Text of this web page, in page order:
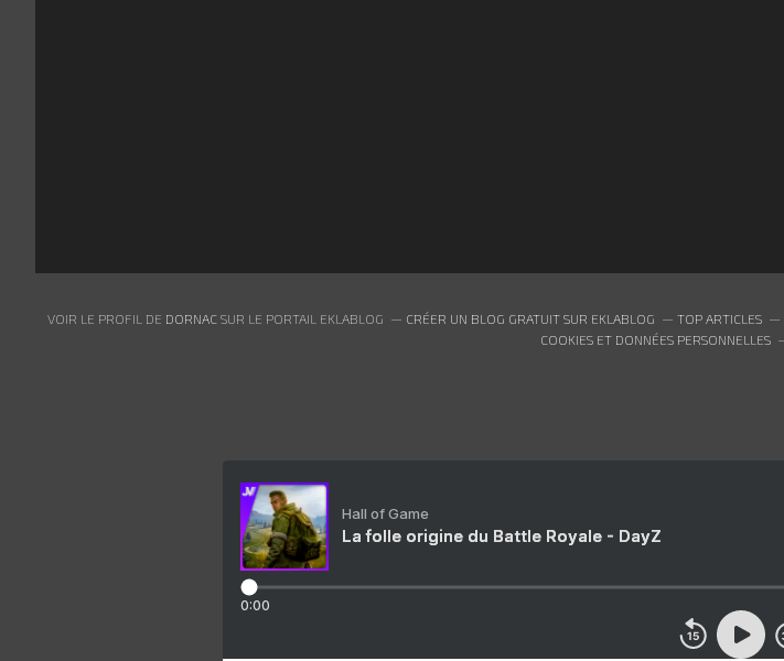
VOIR LE PROFIL DE DORNACSUR LE PORTAIL EKLABLOG CRÉER UN BLOG GRATUIT SUR EKLABLOG TOP ARTICLES
COOKIES ET DONNÉES PERSONNELLES
Hall of Game
La folle origine du Battle Royale - DayZ
0:00